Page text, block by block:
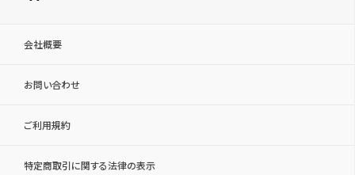
会社概要
お問い合わせ
ご利用規約
特定商取引に関する法律の表示